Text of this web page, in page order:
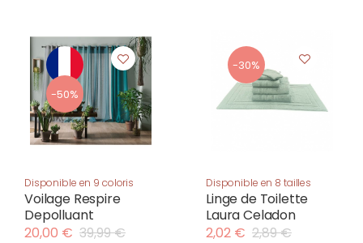
-50%
Disponible en 9 coloris
Voilage Respire
Depolluant
20,00 € 39,99 €
-30%
Disponible en 8 tailles
Linge de Toilette
Laura Celadon
2,02 € 2,89 €